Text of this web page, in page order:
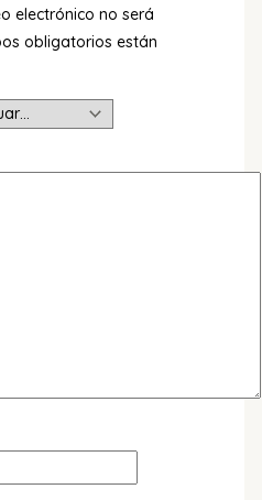
electrónico no será
obligatorios están